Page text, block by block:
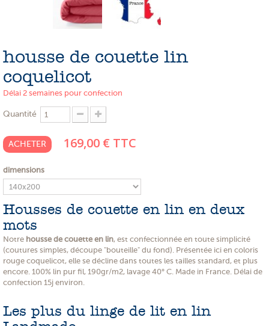
NOS MATIERES
NOS CLIENTS ONT DU TALENT
SLOW E-SHOP
LE SHOWROOM
housse de couette lin
coquelicot
Délai 2 semaines pour confection
Quantité
ACHETER 169,00 € TTC
dimensions
Housses de couette en lin en deux
mots
Notre housse de couette en lin, est confectionnée en toute simplicité
(coutures simples, découpe "bouteille" du fond). Présentée ici en coloris
rouge coquelicot, elle se décline dans toutes les tailles standard, et plus
encore. 100% lin pur fil, 190gr/m2, lavage 40° C. Made in France. Délai de
confection 15j environ.
Les plus du linge de lit en lin